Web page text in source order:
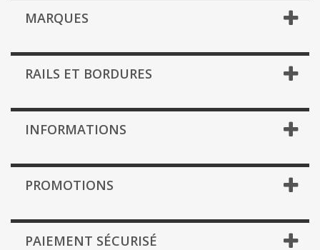
MARQUES
RAILS ET BORDURES
INFORMATIONS
PROMOTIONS
PAIEMENT SÉCURISÉ